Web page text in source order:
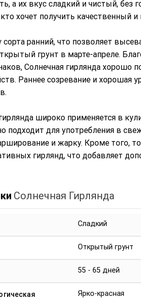
а их вкус сладкий и чистый,
хочет получить качественный
сорта ранний, что позволяет
грунт в марте-апреле.
Солнечная гирлянда хорошо
Раннее созревание и
широко применяется в
подходит для употребления в
и жарку. Кроме того,
гирлянд, что добавляет
Солнечная Гирлянда
Сладкий
Открытый грунт
55 - 65 дней
Ярко-красная